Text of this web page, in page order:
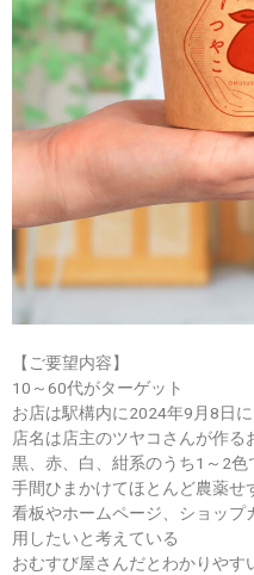
【ご要望内容】
10～60代がターゲット
お店は駅構内に2024年9月8日
店名は店主のツヤコさんが作る
黒、赤、白、紺系のうち1～2色
手間ひまかけてほとんど農薬せ
看板やホームページ、ショップ
用したいと考えている
おむすび屋さんだとわかりや